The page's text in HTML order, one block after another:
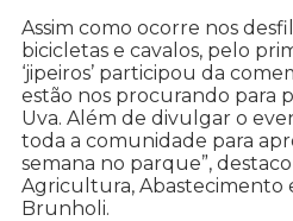
Assim como ocorre nos
bicicletas e cavalos, pelo
‘jipeiros’ participou da
estão nos procurando para
Uva. Além de divulgar o
toda a comunidade para
semana no parque”,
Agricultura, Abastecimento
Brunholi.